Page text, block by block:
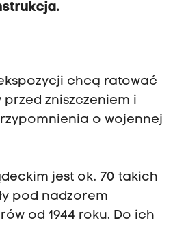
chcą ratować
zniszczeniem i
o wojennej
jest ok. 70 takich
pod nadzorem
od 1944 roku. Do ich